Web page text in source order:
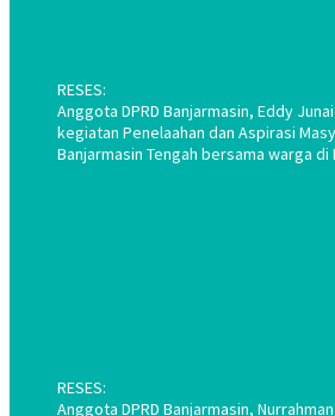
RESES:
Anggota DPRD Banjarmasin, Eddy
kegiatan Penelaahan dan Aspirasi
Banjarmasin Tengah bersama warga di
RESES:
Anggota DPRD Banjarmasin,